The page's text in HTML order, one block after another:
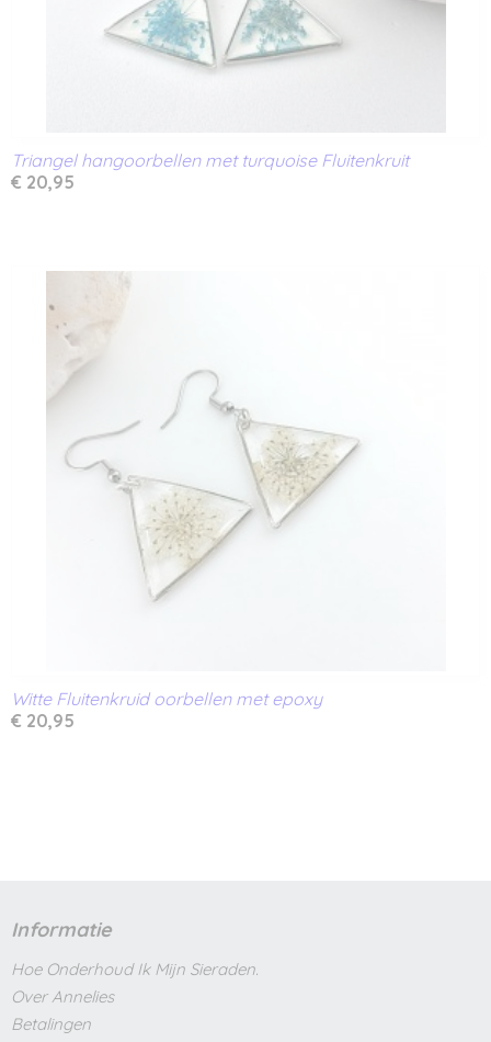
Triangel hangoorbellen met turquoise Fluitenkruit
€ 20,95
Witte Fluitenkruid oorbellen met epoxy
€ 20,95
Informatie
Hoe Onderhoud Ik Mijn Sieraden.
Over Annelies
Betalingen